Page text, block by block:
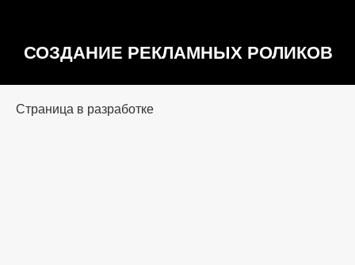
СОЗДАНИЕ РЕКЛАМНЫХ РОЛИКОВ
Страница в разработке